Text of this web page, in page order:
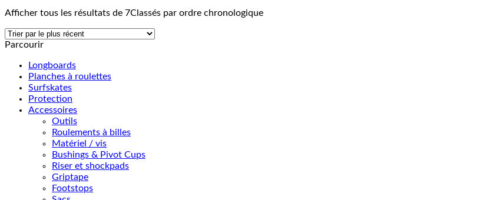
Afficher tous les résultats de 7Classés par ordre chronologique
Parcourir
Longboards
Planches à roulettes
Surfskates
Protection
Accessoires
Outils
Roulements à billes
Matériel / vis
Bushings & Pivot Cups
Riser et shockpads
Griptape
Footstops